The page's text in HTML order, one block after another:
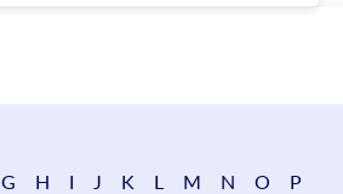
G H I J K L M N O P